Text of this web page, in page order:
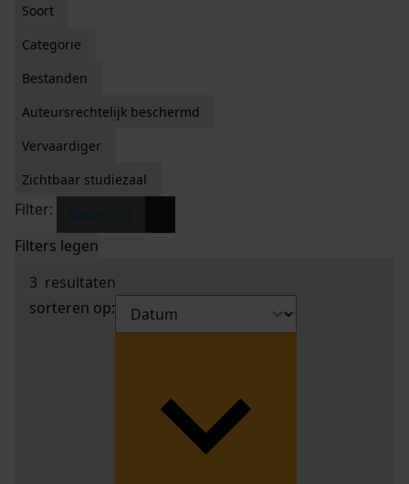
Soort
Categorie
Bestanden
Auteursrechtelijk beschermd
Vervaardiger
Zichtbaar studiezaal
Filter:
Filters legen
3 resultaten
sorteren op: